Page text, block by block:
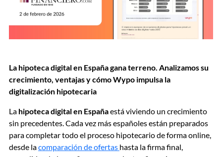
La hipoteca digital en España gana terreno. Analizamos su
crecimiento, ventajas y cómo Wypo impulsa la
digitalización hipotecaria
La hipoteca digital en Españaestá viviendo un crecimiento
sin precedentes. Cada vez más españoles están preparados
para completar todo el proceso hipotecario de forma online,
desde lacomparación de ofertas hasta la firma final,